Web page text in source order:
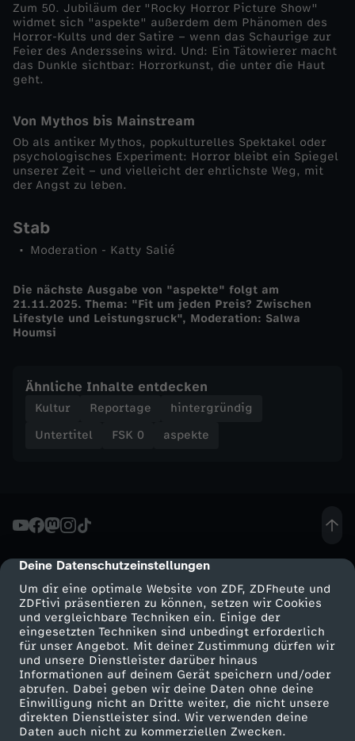
cmp-dialog-description
Deine Datenschutzeinstellungen
Um dir eine optimale Website von ZDF, ZDFheute und
ZDFtivi präsentieren zu können, setzen wir Cookies
und vergleichbare Techniken ein. Einige der
eingesetzten Techniken sind unbedingt erforderlich
für unser Angebot. Mit deiner Zustimmung dürfen wir
und unsere Dienstleister darüber hinaus
Informationen auf deinem Gerät speichern und/oder
abrufen. Dabei geben wir deine Daten ohne deine
Einwilligung nicht an Dritte weiter, die nicht unsere
direkten Dienstleister sind. Wir verwenden deine
Daten auch nicht zu kommerziellen Zwecken.
r
r
r
"
D
i
e
n
g
t
i
n
u
n
s
Zum 50. Jubiläum der "Rocky Horror Picture Show"
widmet sich "aspekte" außerdem dem Phänomen des
Horror-Kults und der Satire – wenn das Schaurige zur
Feier des Andersseins wird. Und: Ein Tätowierer macht
das Dunkle sichtbar: Horrorkunst, die unter die Haut
geht.
Von Mythos bis Mainstream
Ob als antiker Mythos, popkulturelles Spektakel oder
psychologisches Experiment: Horror bleibt ein Spiegel
unserer Zeit – und vielleicht der ehrlichste Weg, mit
der Angst zu leben.
Stab
Moderation - Katty Salié
Die nächste Ausgabe von "aspekte" folgt am
21.11.2025. Thema: "Fit um jeden Preis? Zwischen
Lifestyle und Leistungsruck", Moderation: Salwa
Houmsi
Ähnliche Inhalte entdecken
Kultur Reportage
hintergründig
Untertitel
FSK 0 aspekte
Mehr ZDF
ZDF-Apps
Smart TV
ZDFtext
Service
ZDFmitreden
Kontakt zum ZDF
Tickets